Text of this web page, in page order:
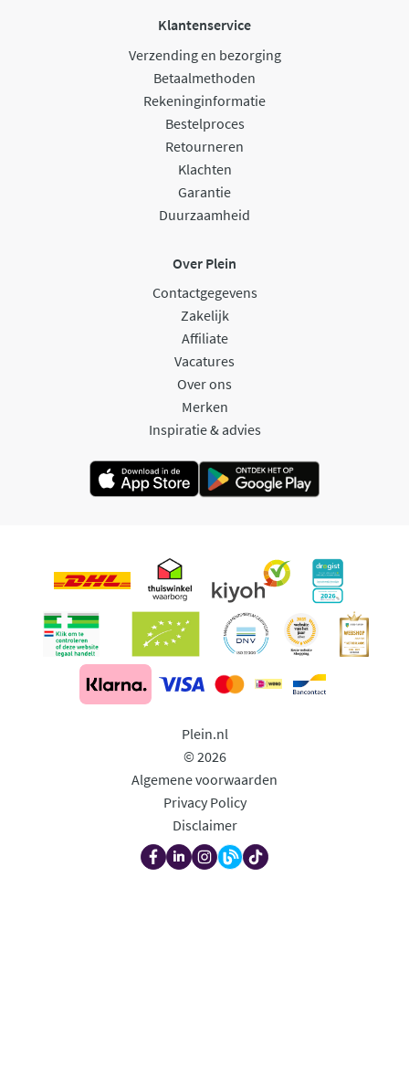
Klantenservice
Verzending en bezorging
Betaalmethoden
Rekeninginformatie
Bestelproces
Retourneren
Klachten
Garantie
Duurzaamheid
Over Plein
Contactgegevens
Zakelijk
Affiliate
Vacatures
Over ons
Merken
Inspiratie & advies
Plein.nl
© 2026
Algemene voorwaarden
Privacy Policy
Disclaimer